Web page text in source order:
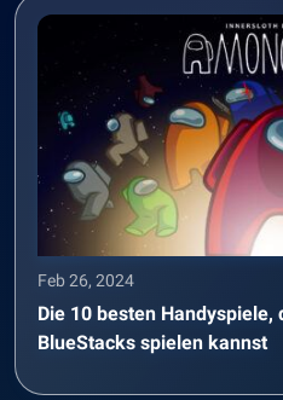
Feb 26, 2024
Die 10 besten Handyspiele,
BlueStacks spielen kannst